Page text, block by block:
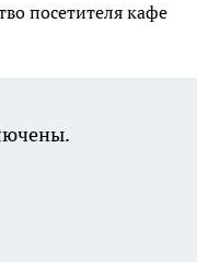
посетителя кафе